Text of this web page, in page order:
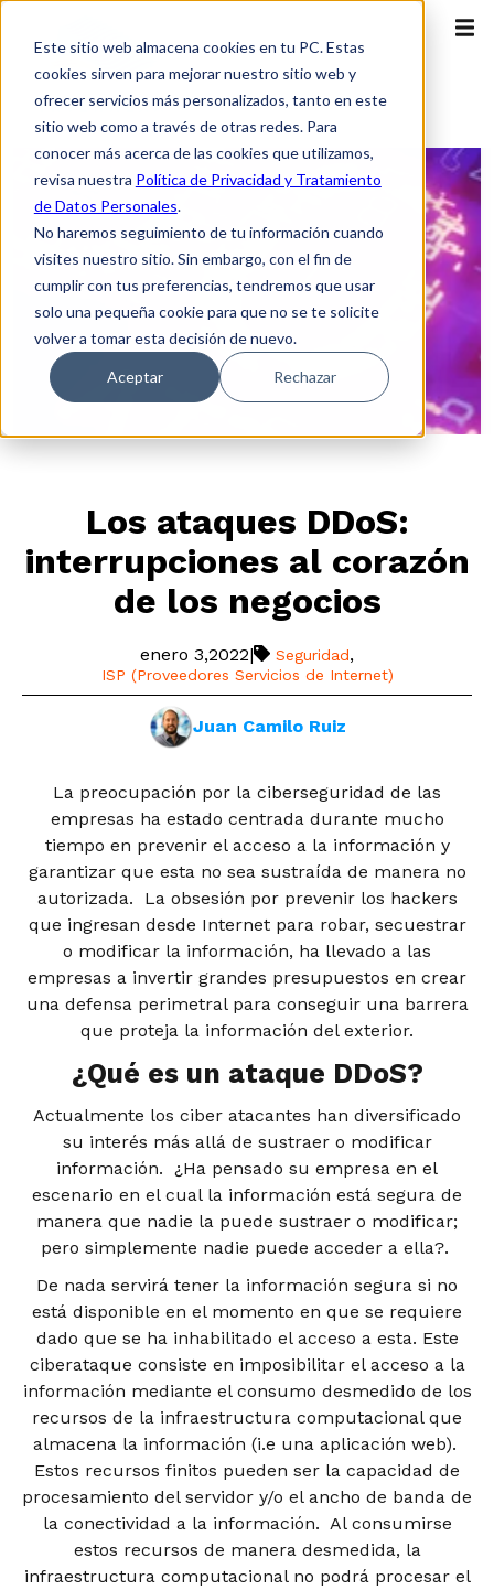
Este sitio web almacena cookies en tu PC. Estas
cookies sirven para mejorar nuestro sitio web y
ofrecer servicios más personalizados, tanto en este
sitio web como a través de otras redes. Para
conocer más acerca de las cookies que utilizamos,
revisa nuestra Política de Privacidad y Tratamiento
de Datos Personales.
No haremos seguimiento de tu información cuando
visites nuestro sitio. Sin embargo, con el fin de
cumplir con tus preferencias, tendremos que usar
solo una pequeña cookie para que no se te solicite
volver a tomar esta decisión de nuevo.
Aceptar Rechazar
Los ataques DDoS:
interrupciones al corazón
de los negocios
enero 3,2022| Seguridad,
ISP (Proveedores Servicios de Internet)
Juan Camilo Ruiz
La preocupación por la ciberseguridad de las
empresas ha estado centrada durante mucho
tiempo en prevenir el acceso a la información y
garantizar que esta no sea sustraída de manera no
autorizada. La obsesión por prevenir los hackers
que ingresan desde Internet para robar, secuestrar
o modificar la información, ha llevado a las
empresas a invertir grandes presupuestos en crear
una defensa perimetral para conseguir una barrera
que proteja la información del exterior.
¿Qué es un ataque DDoS?
Actualmente los ciber atacantes han diversificado
su interés más allá de sustraer o modificar
información. ¿Ha pensado su empresa en el
escenario en el cual la información está segura de
manera que nadie la puede sustraer o modificar;
pero simplemente nadie puede acceder a ella?.
De nada servirá tener la información segura si no
está disponible en el momento en que se requiere
dado que se ha inhabilitado el acceso a esta. Este
ciberataque consiste en imposibilitar el acceso a la
información mediante el consumo desmedido de los
recursos de la infraestructura computacional que
almacena la información (i.e una aplicación web).
Estos recursos finitos pueden ser la capacidad de
procesamiento del servidor y/o el ancho de banda de
la conectividad a la información. Al consumirse
estos recursos de manera desmedida, la
infraestructura computacional no podrá procesar el